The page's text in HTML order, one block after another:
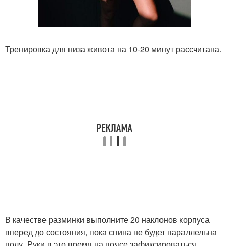
Тренировка для низа живота на 10-20 минут рассчитана.
В качестве разминки выполните 20 наклонов корпуса
вперед до состояния, пока спина не будет параллельна